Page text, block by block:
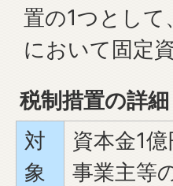
置の1つとして
において固定
税制措置の詳細
対
象
資本金1
事業主等